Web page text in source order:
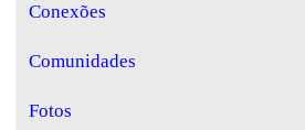
Conexões
Comunidades
Fotos